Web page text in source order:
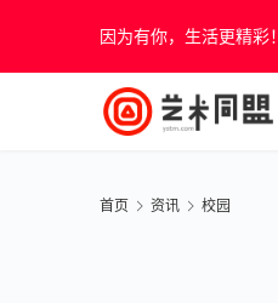
因为有你，生活更精彩！
首页 资讯 校园